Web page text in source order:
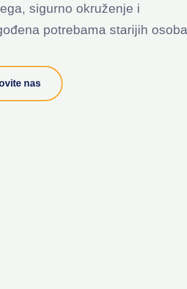
sigurno okruženje i
potrebama starijih osoba.
nas